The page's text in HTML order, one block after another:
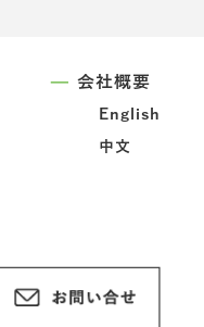
会社概要
English
中文